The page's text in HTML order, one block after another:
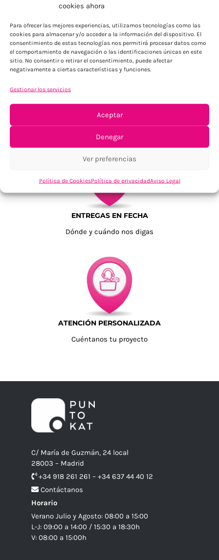
cookies ahora
Para ofrecer las mejores experiencias, utilizamos tecnologías como las
cookies para almacenar y/o acceder a la información del dispositivo. El
consentimiento de estas tecnologías nos permitirá procesar datos como
el comportamiento de navegación o las identificaciones únicas en este
sitio. No consentir o retirar el consentimiento, puede afectar
negativamente a ciertas características y funciones.
Gestionar los servicios
Aceptar
Denegar
Ver preferencias
Política de CookiesPolítica de privacidadAviso Legal
Tu confianza, nuestro objetivo
ENTREGAS EN FECHA
Dónde y cuándo nos digas
ATENCIÓN PERSONALIZADA
Cuéntanos tu proyecto
C/ María de Guzmán, 24 local
28003 – Madrid
+34 918 261 261 – +34 637 44 40 12
Contáctanos
Horario
Verano Julio y Agosto: 08:00 a 15:00
L-J: 09:00 a 14:00 / 15:30 a 18:30h
V: 08:00 a 15:00h